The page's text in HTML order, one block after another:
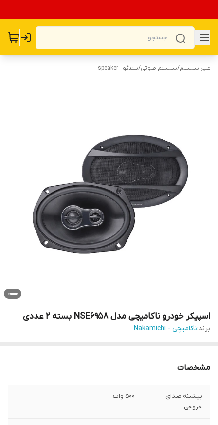
علی سیستم/سیستم صوتی/بلندگو - speaker
اسپیکر خودرو ناکامیچی مدل NSE6958 بسته 2 عددی
برند:ناکامیچی - Nakamichi
مشخصات
بیشینه صدای
خروجی
500 وات